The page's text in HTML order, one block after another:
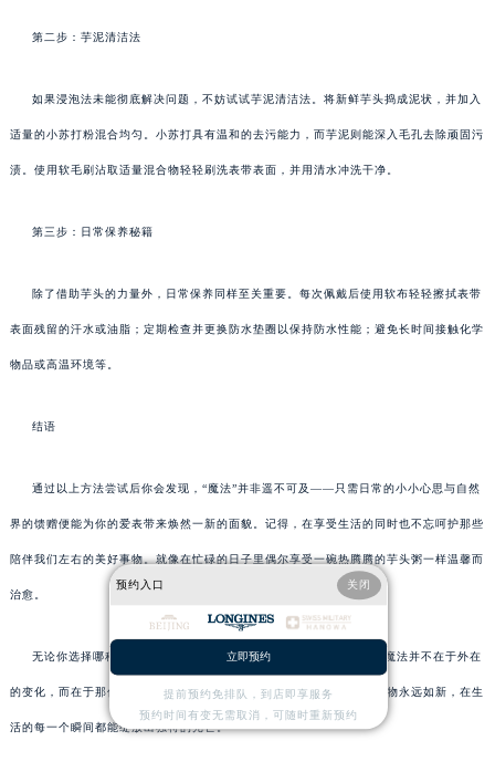
第二步：芋泥清洁法
如果浸泡法未能彻底解决问题，不妨试试芋泥清洁法。将新鲜芋头捣成泥状，并加入
适量的小苏打粉混合均匀。小苏打具有温和的去污能力，而芋泥则能深入毛孔去除顽固污
渍。使用软毛刷沾取适量混合物轻轻刷洗表带表面，并用清水冲洗干净。
第三步：日常保养秘籍
除了借助芋头的力量外，日常保养同样至关重要。每次佩戴后使用软布轻轻擦拭表带
表面残留的汗水或油脂；定期检查并更换防水垫圈以保持防水性能；避免长时间接触化学
物品或高温环境等。
结语
通过以上方法尝试后你会发现，“魔法”并非遥不可及——只需日常的小小心思与自然
界的馈赠便能为你的爱表带来焕然一新的面貌。记得，在享受生活的同时也不忘呵护那些
陪伴我们左右的美好事物。就像在忙碌的日子里偶尔享受一碗热腾腾的芋头粥一样温馨而
治愈。
无论你选择哪种方法来解决浪琴表带掉色的问题，请记住：真正的魔法并不在于外在
的变化，而在于那份对美好事物持续呵护的心意与坚持。愿你的心爱之物永远如新，在生
活的每一个瞬间都能绽放出独特的光芒。
预约入口 关闭
立即预约
提前预约免排队，到店即享服务
预约时间有变无需取消，可随时重新预约